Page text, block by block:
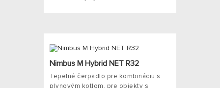
Nimbus M Hybrid NET R32
Tepelné čerpadlo pre kombináciu s
plynovým kotlom, pre objekty s